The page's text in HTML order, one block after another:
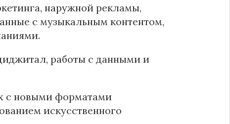
наружной рекламы,
с музыкальным контентом,
работы с данными и
с новыми форматами
искусственного